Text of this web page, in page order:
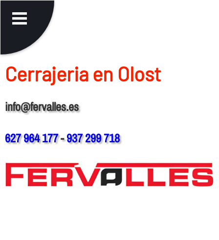
Cerrajeria en Olost
info@fervalles.es
627 964 177-937 299 718